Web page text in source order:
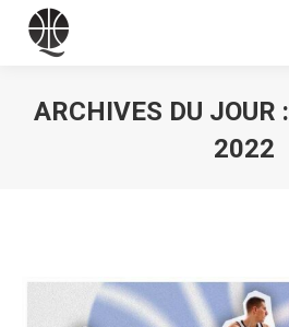
ARCHIVES DU JOUR :
2022